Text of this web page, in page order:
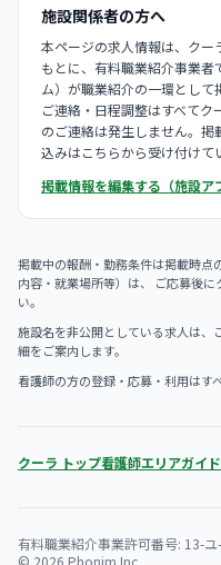
施設関係者の方へ
本ページの求人情報は、クー
もとに、有料職業紹介事業
ム）が職業紹介の一環とし
ご連絡・日程調整はすべて
のご連絡は発生しません。
込みはこちらから受け付けて
掲載情報を編集する（施設ア
掲載中の報酬・勤務条件は掲載時点
内容・就業場所等）は、 ご応募後
い。
施設名を非公開としている求人は、
細をご案内します。
看護師の方の登録・応募・利用はす
クーラ トップ看護師エリアガイド
有料職業紹介事業許可番号: 13-